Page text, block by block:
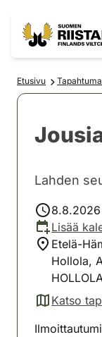
Etusivu
Lahden
Lisää
Etelä-
Hollola,
HOLLOLA
Katso
(avautuu